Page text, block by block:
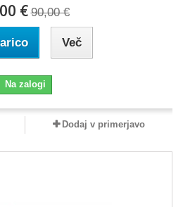
€ 90,00 €
Več
Na zalogi
Dodaj v primerjavo